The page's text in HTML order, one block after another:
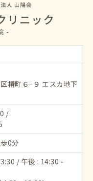
椿町６−９ エスカ地下
/
0分
/ 午後 : 14:30 -